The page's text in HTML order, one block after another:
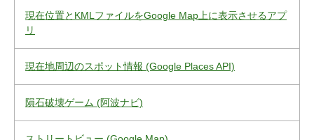
現在位置とKMLファイルをGoogle Map上に表示させるアプ
リ
現在地周辺のスポット情報 (Google Places API)
隕石破壊ゲーム (阿波ナビ)